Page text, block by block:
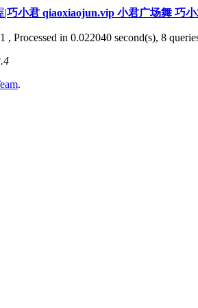
|巧小君 qiaoxiaojun.vip 小君广场舞 巧
, Processed in 0.022040 second(s), 8
.